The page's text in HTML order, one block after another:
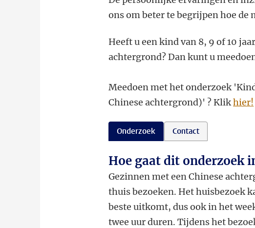
ons om beter te begrijpen hoe
Heeft u een kind van 8, 9 of 10
achtergrond? Dan kunt u
Meedoen met het onderzoek
Chinese achtergrond)' ? Klikhier!
Onderzoek Contact
Hoe gaat dit onderzoek
Gezinnen met een Chinese
thuis bezoeken. Het huisbezoek
beste uitkomt, dus ook in het
twee uur duren. Tijdens het